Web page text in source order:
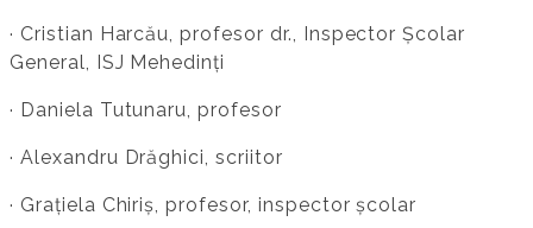
· Cristian Harcău, profesor dr., Inspector Școlar
General, ISJ Mehedinți
· Daniela Tutunaru, profesor
· Alexandru Drăghici, scriitor
· Grațiela Chiriș, profesor, inspector școlar